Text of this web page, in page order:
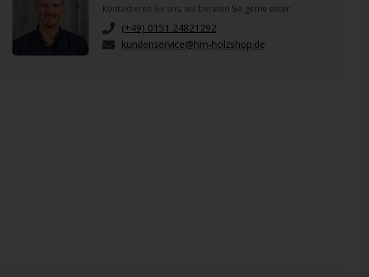
Kontaktieren Sie uns, wir beraten Sie gerne unter:
(+49) 0151 24821292
kundenservice@hm-holzshop.de